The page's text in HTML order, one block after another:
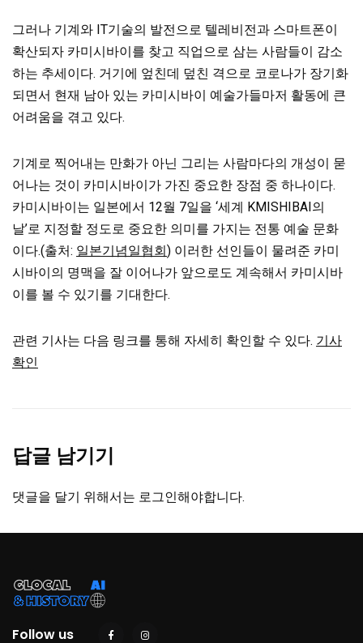
그러나 기계와 IT기술의 발전으로 텔레비전과 스마트폰이
확산되자 카미시바이를 찾고 직업으로 삼는 사람들이 감소
하는 추세이다. 거기에 엎친데 덮친 격으로 코로나가 장기화
되면서 현재 남아 있는 카미시바이 예술가들마저 활동에 큰
어려움을 겪고 있다.
기계로 찍어내는 만화가 아닌 그리는 사람마다의 개성이 묻
어나는 것이 카미시바이가 가진 중요한 장점 중 하나이다.
카미시바이는 일본에서 12월 7일을 ‘세계 KMISHIBAI의
날’로 지정할 정도로 중요한 의미를 가지는 전통 예술 문화
이다.(출처: 일본기념일협회) 이러한 선인들이 물려준 카미
시바이의 명맥을 잘 이어나가 앞으로도 계속해서 카미시바
이를 볼 수 있기를 기대한다.
관련 기사는 다음 링크를 통해 자세히 확인할 수 있다. 기사
확인
답글 남기기
댓글을 달기 위해서는 로그인해야합니다.
Follow us